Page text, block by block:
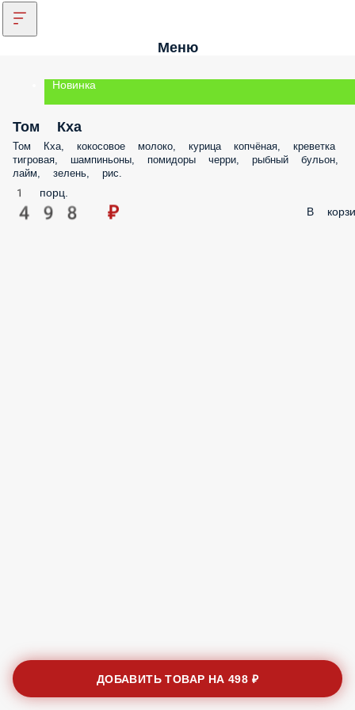
Меню
Новинка
Том Кха
Том Кха, кокосовое молоко, курица копчёная, креветка
тигровая, шампиньоны, помидоры черри, рыбный бульон,
лайм, зелень, рис.
1 порц.
498 ₽ В
ДОБАВИТЬ ТОВАР НА498 ₽